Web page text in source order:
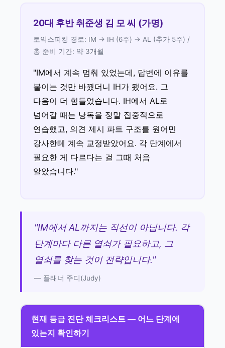
20대 후반 취준생 김 모 씨 (가명)
토익스피킹 경로: IM → IH (6주) → AL (추가 5주) /
총 준비 기간: 약 3개월
"IM에서 계속 멈춰 있었는데, 답변에 이유를
붙이는 것만 바꿨더니 IH가 됐어요. 그
다음이 더 힘들었습니다. IH에서 AL로
넘어갈 때는 낭독을 정말 집중적으로
연습했고, 의견 제시 파트 구조를 원어민
강사한테 계속 교정받았어요. 각 단계에서
필요한 게 다르다는 걸 그때 처음
알았습니다."
"IM에서 AL까지는 직선이 아닙니다. 각
단계마다 다른 열쇠가 필요하고, 그
열쇠를 찾는 것이 전략입니다."
— 플래너 주디(Judy)
현재 등급 진단 체크리스트 — 어느 단계에
있는지 확인하기